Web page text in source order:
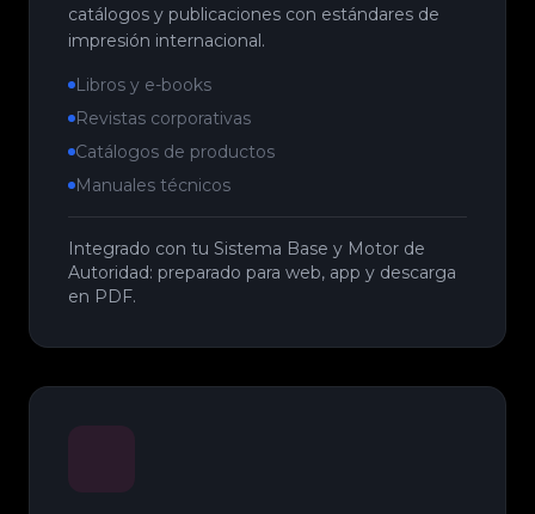
catálogos y publicaciones con estándares de
impresión internacional.
Libros y e-books
Revistas corporativas
Catálogos de productos
Manuales técnicos
Integrado con tu Sistema Base y Motor de
Autoridad: preparado para web, app y descarga
en PDF.